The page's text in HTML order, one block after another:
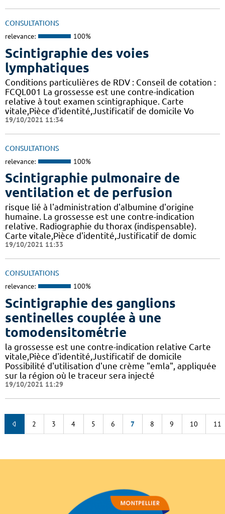
CONSULTATIONS
relevance: 100%
Scintigraphie des voies
lymphatiques
Conditions particulières de RDV : Conseil de cotation :
FCQL001 La grossesse est une contre-indication
relative à tout examen scintigraphique. Carte
vitale,Pièce d'identité,Justificatif de domicile Vo
19/10/2021 11:34
CONSULTATIONS
relevance: 100%
Scintigraphie pulmonaire de
ventilation et de perfusion
risque lié à l'administration d'albumine d'origine
humaine. La grossesse est une contre-indication
relative. Radiographie du thorax (indispensable).
Carte vitale,Pièce d'identité,Justificatif de domic
19/10/2021 11:33
CONSULTATIONS
relevance: 100%
Scintigraphie des ganglions
sentinelles couplée à une
tomodensitométrie
la grossesse est une contre-indication relative Carte
vitale,Pièce d'identité,Justificatif de domicile
Possibilité d'utilisation d'une crème "emla", appliquée
sur la région où le traceur sera injecté
19/10/2021 11:29
2 3 4 5 6 7 8 9 10 11